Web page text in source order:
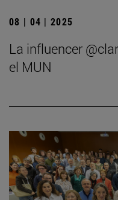
08 | 04 | 2025
La influencer
el MUN